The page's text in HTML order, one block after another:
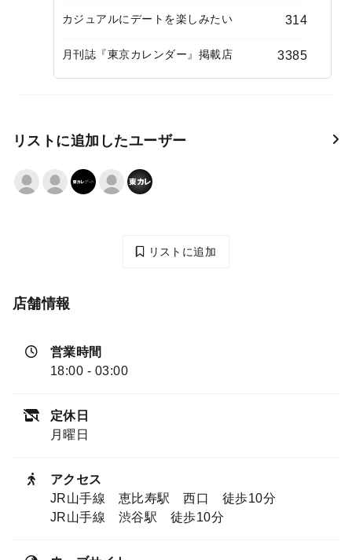
カジュアルにデートを楽しみたい 314
月刊誌『東京カレンダー』掲載店 3385
リストに追加したユーザー
リストに追加
店舗情報
営業時間
18:00 - 03:00
定休日
月曜日
アクセス
JR山手線 恵比寿駅 西口 徒歩10分
JR山手線 渋谷駅 徒歩10分